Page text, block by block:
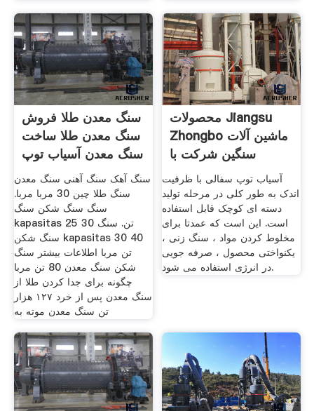
سنگ معدن طلا فروش
سنگ معدن طلا ساخت
سنگ معدن آسیاب توپ
سنگ آهک سنگ آهنی سنگ معدن
سنگ طلا چین 30 مربا مربا.
سنگ سنگ شکن سنگ
kapasitas 25 30 تن. سنگ
سنگ شکن kapasitas 30 40
تن مربا اطلاعات بیشتر سنگ
شکن سنگ معدن 80 تن مربا
چگونه برای جدا کردن طلا از
سنگ معدن پس از خرد ۱۲۷ هزار
تن سنگ معدن موته به
محصولات Jiangsu
Zhongbo ماشین آلات
سنگین شرکت با
مسئولیت
آسیاب توپ سفالی با ظرفیت
اندک به طور کلی در مرحله تولید
دسته ای کوچک قابل استفاده
است. این است که عمدتا برای
مخلوط کردن مواد ، سنگ زنی ،
یکنواختی محصول ، صرفه جویی
در انرژی استفاده می شود.